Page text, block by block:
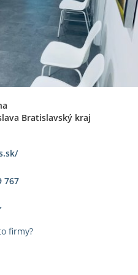
Bratislavský kraj
767
firmy?